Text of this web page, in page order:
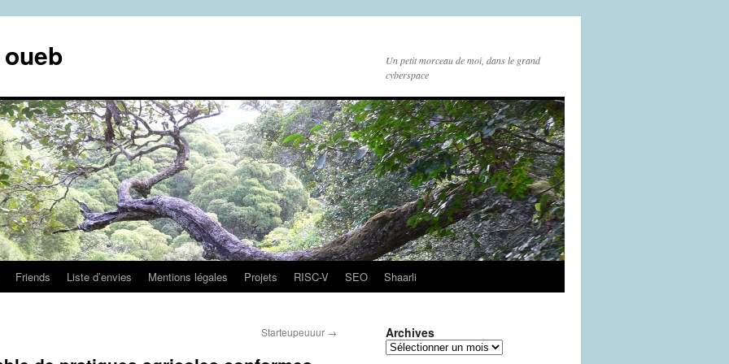
Un petit morceau de moi, dans le grand
cyberspace
Friends Liste d’envies Mentions légales Projets RISC-V SEO Shaarli
Starteupeuuur → Archives
Archives